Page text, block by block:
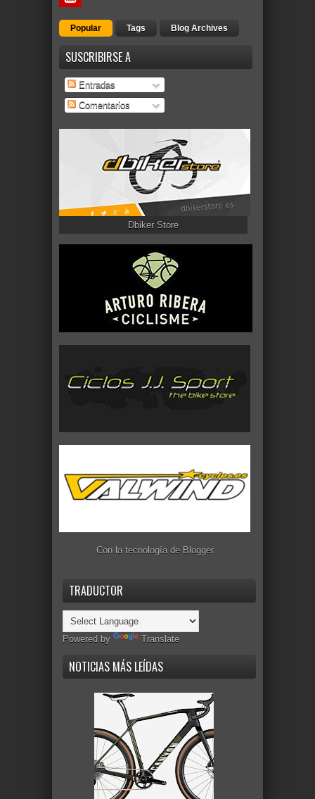
Popular Tags Blog Archives
SUSCRIBIRSE A
Entradas
Comentarios
Dbiker Store
Con la tecnología de Blogger.
TRADUCTOR
Powered by Translate
NOTICIAS MÁS LEÍDAS